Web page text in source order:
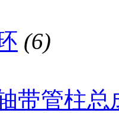
(6)
带管柱总